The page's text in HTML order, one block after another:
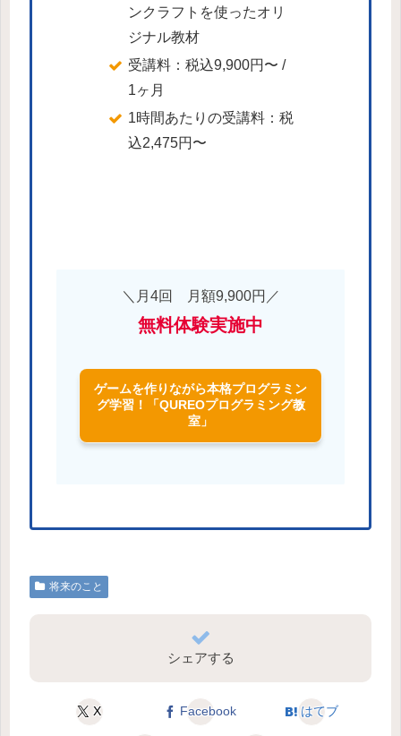
ンクラフトを使ったオリ
ジナル教材
受講料：税込9,900円〜 /
1ヶ月
1時間あたりの受講料：税
込2,475円〜
＼月4回 月額9,900円／
無料体験実施中
ゲームを作りながら本格プログラミン
グ学習！「QUREOプログラミング教
室」
将来のこと
シェアする
X Facebook はてブ